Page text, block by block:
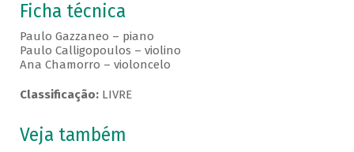
Ficha técnica
Paulo Gazzaneo – piano
Paulo Calligopoulos – violino
Ana Chamorro – violoncelo
Classificação:LIVRE
Veja também